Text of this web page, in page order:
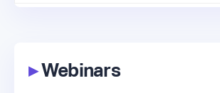
▸Webinars